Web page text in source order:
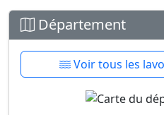
Département
Voir tous les